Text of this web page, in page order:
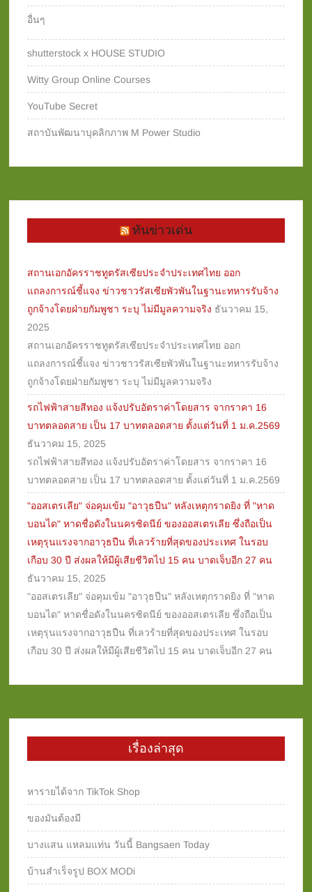
อื่นๆ
shutterstock x HOUSE STUDIO
Witty Group Online Courses‎
YouTube Secret
สถาบันพัฒนาบุคลิกภาพ M Power Studio
ทันข่าวเด่น
สถานเอกอัครราชทูตรัสเซียประจำประเทศไทย ออก
แถลงการณ์ชี้แจง ข่าวชาวรัสเซียพัวพันในฐานะทหารรับจ้าง
ถูกจ้างโดยฝ่ายกัมพูชา ระบุ ไม่มีมูลความจริง ธันวาคม 15,
2025
สถานเอกอัครราชทูตรัสเซียประจำประเทศไทย ออก
แถลงการณ์ชี้แจง ข่าวชาวรัสเซียพัวพันในฐานะทหารรับจ้าง
ถูกจ้างโดยฝ่ายกัมพูชา ระบุ ไม่มีมูลความจริง
รถไฟฟ้าสายสีทอง แจ้งปรับอัตราค่าโดยสาร จากราคา 16
บาทตลอดสาย เป็น 17 บาทตลอดสาย ตั้งแต่วันที่ 1 ม.ค.2569
ธันวาคม 15, 2025
รถไฟฟ้าสายสีทอง แจ้งปรับอัตราค่าโดยสาร จากราคา 16
บาทตลอดสาย เป็น 17 บาทตลอดสาย ตั้งแต่วันที่ 1 ม.ค.2569
"ออสเตรเลีย" จ่อคุมเข้ม "อาวุธปืน" หลังเหตุกราดยิง ที่ "หาด
บอนได" หาดชื่อดังในนครซิดนีย์ ของออสเตรเลีย ซึ่งถือเป็น
เหตุรุนแรงจากอาวุธปืน ที่เลวร้ายที่สุดของประเทศ ในรอบ
เกือบ 30 ปี ส่งผลให้มีผู้เสียชีวิตไป 15 คน บาดเจ็บอีก 27 คน
ธันวาคม 15, 2025
"ออสเตรเลีย" จ่อคุมเข้ม "อาวุธปืน" หลังเหตุกราดยิง ที่ "หาด
บอนได" หาดชื่อดังในนครซิดนีย์ ของออสเตรเลีย ซึ่งถือเป็น
เหตุรุนแรงจากอาวุธปืน ที่เลวร้ายที่สุดของประเทศ ในรอบ
เกือบ 30 ปี ส่งผลให้มีผู้เสียชีวิตไป 15 คน บาดเจ็บอีก 27 คน
เรื่องล่าสุด
หารายได้จาก TikTok Shop
ของมันต้องมี
บางแสน แหลมแท่น วันนี้ Bangsaen Today
บ้านสำเร็จรูป BOX MODi